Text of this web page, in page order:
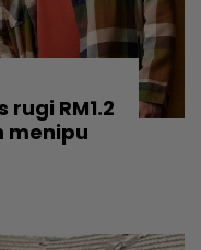
RM1.2
menipu